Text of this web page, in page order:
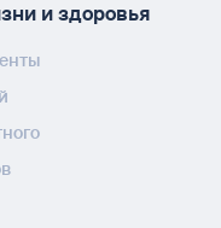
и здоровья